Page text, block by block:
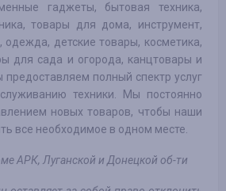
гаджеты, бытовая техника,
товары для дома, инструмент,
одежда, детские товары, косметика,
для сада и огорода, канцтовары и
полный спектр услуг
техники. Мы постоянно
новых товаров, чтобы наши
все необходимое в одном месте.
АРК, Луганской и Донецкой об-ти